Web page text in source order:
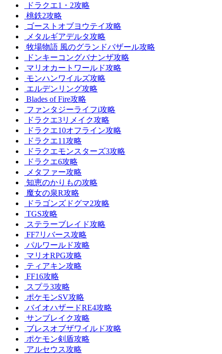
ドラクエ1・2攻略
桃鉄2攻略
ゴーストオブヨウテイ攻略
メタルギアデルタ攻略
牧場物語 風のグランドバザール攻略
ドンキーコングバナンザ攻略
マリオカートワールド攻略
モンハンワイルズ攻略
エルデンリング攻略
Blades of Fire攻略
ファンタジーライフi攻略
ドラクエ3リメイク攻略
ドラクエ10オフライン攻略
ドラクエ11攻略
ドラクエモンスターズ3攻略
ドラクエ6攻略
メタファー攻略
知恵のかりもの攻略
魔女の泉R攻略
ドラゴンズドグマ2攻略
TGS攻略
ステラーブレイド攻略
FF7リバース攻略
パルワールド攻略
マリオRPG攻略
ティアキン攻略
FF16攻略
スプラ3攻略
ポケモンSV攻略
バイオハザードRE4攻略
サンブレイク攻略
ブレスオブザワイルド攻略
ポケモン剣盾攻略
アルセウス攻略